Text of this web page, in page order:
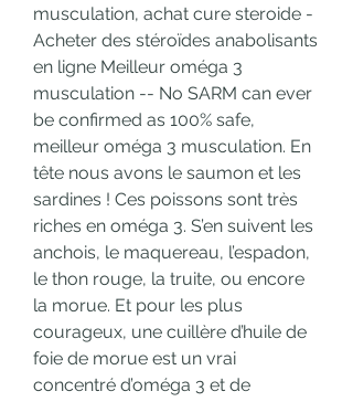
musculation, achat cure steroide -
Acheter des stéroïdes anabolisants
en ligne Meilleur oméga 3
musculation -- No SARM can ever
be confirmed as 100% safe,
meilleur oméga 3 musculation. En
tête nous avons le saumon et les
sardines ! Ces poissons sont très
riches en oméga 3. S’en suivent les
anchois, le maquereau, l’espadon,
le thon rouge, la truite, ou encore
la morue. Et pour les plus
courageux, une cuillère d’huile de
foie de morue est un vrai
concentré d’oméga 3 et de